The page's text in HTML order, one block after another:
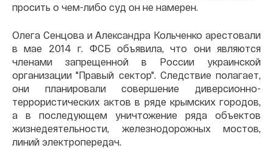
просить о чем-либо суд он не намерен.
Олега Сенцова и Александра Кольченко арестовали
в мае 2014 г. ФСБ объявила, что они являются
членами запрещенной в России украинской
организации "Правый сектор". Следствие полагает,
они планировали совершение диверсионно-
террористических актов в ряде крымских городов,
а в последующем уничтожение ряда объектов
жизнедеятельности, железнодорожных мостов,
линий электропередач.